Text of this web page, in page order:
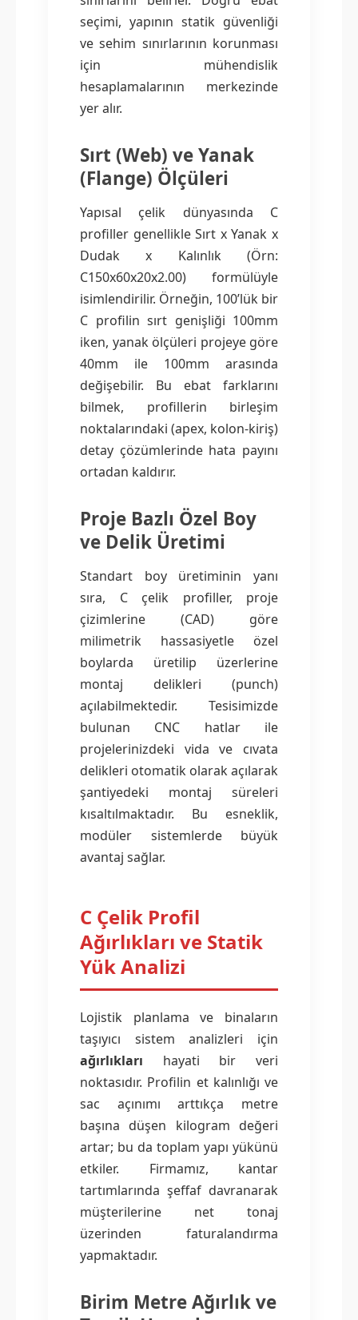
seçimi, yapının statik güvenliği
ve sehim sınırlarının korunması
için mühendislik
hesaplamalarının merkezinde
yer alır.
Sırt (Web) ve Yanak
(Flange) Ölçüleri
Yapısal çelik dünyasında C
profiller genellikle Sırt x Yanak x
Dudak x Kalınlık (Örn:
C150x60x20x2.00) formülüyle
isimlendirilir. Örneğin, 100’lük bir
C profilin sırt genişliği 100mm
iken, yanak ölçüleri projeye göre
40mm ile 100mm arasında
değişebilir. Bu ebat farklarını
bilmek, profillerin birleşim
noktalarındaki (apex, kolon-kiriş)
detay çözümlerinde hata payını
ortadan kaldırır.
Proje Bazlı Özel Boy
ve Delik Üretimi
Standart boy üretiminin yanı
sıra, C çelik profiller, proje
çizimlerine (CAD) göre
milimetrik hassasiyetle özel
boylarda üretilip üzerlerine
montaj delikleri (punch)
açılabilmektedir. Tesisimizde
bulunan CNC hatlar ile
projelerinizdeki vida ve cıvata
delikleri otomatik olarak açılarak
şantiyedeki montaj süreleri
kısaltılmaktadır. Bu esneklik,
modüler sistemlerde büyük
avantaj sağlar.
C Çelik Profil
Ağırlıkları ve Statik
Yük Analizi
Lojistik planlama ve binaların
taşıyıcı sistem analizleri için
ağırlıkları hayati bir veri
noktasıdır. Profilin et kalınlığı ve
sac açınımı arttıkça metre
başına düşen kilogram değeri
artar; bu da toplam yapı yükünü
etkiler. Firmamız, kantar
tartımlarında şeffaf davranarak
müşterilerine net tonaj
üzerinden faturalandırma
yapmaktadır.
Birim Metre Ağırlık ve